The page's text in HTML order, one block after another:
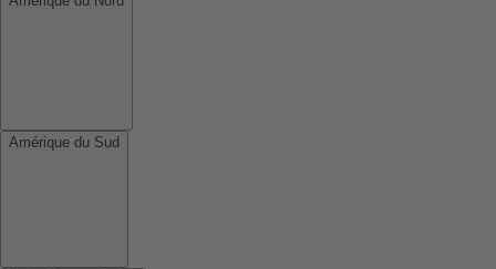
Amérique du Sud